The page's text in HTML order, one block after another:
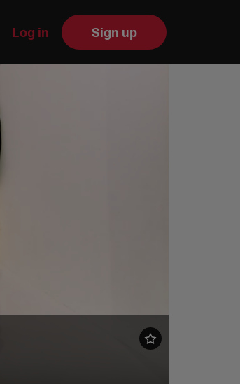
Log in Sign up